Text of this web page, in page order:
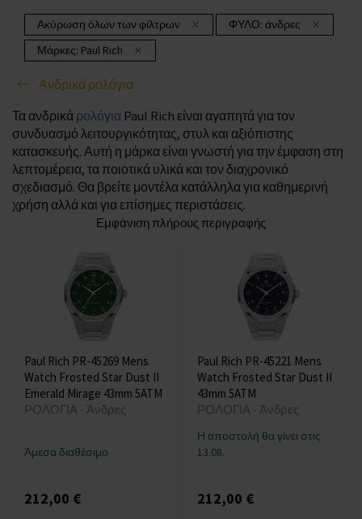
Ακύρωση όλων των φίλτρων ΦΥΛΟ: άνδρες
Μάρκες: Paul Rich
Ανδρικά ρολόγια
Τα ανδρικά ρολόγια Paul Rich είναι αγαπητά για τον
συνδυασμό λειτουργικότητας, στυλ και αξιόπιστης
κατασκευής. Αυτή η μάρκα είναι γνωστή για την έμφαση στη
λεπτομέρεια, τα ποιοτικά υλικά και τον διαχρονικό
σχεδιασμό. Θα βρείτε μοντέλα κατάλληλα για καθημερινή
χρήση αλλά και για επίσημες περιστάσεις.
Εμφάνιση πλήρους περιγραφής
Paul Rich PR-45269 Mens
Watch Frosted Star Dust II
Emerald Mirage 43mm 5ATM
ΡΟΛΟΓΙΑ - Άνδρες
Άμεσα διαθέσιμο
212,00 €
Paul Rich PR-45221 Mens
Watch Frosted Star Dust II
43mm 5ATM
ΡΟΛΟΓΙΑ - Άνδρες
Η αποστολή θα γίνει στις
13.08.
212,00 €